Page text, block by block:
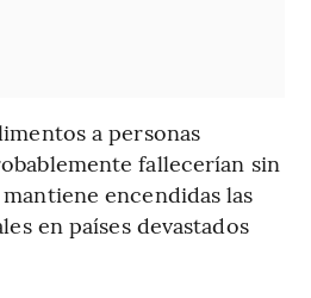
a personas
fallecerían sin
mantiene encendidas las
en países devastados